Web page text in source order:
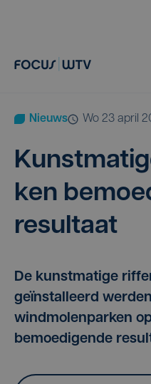
Nieuws wo 23 april
ken
resultaat
De kunstmatige
geïnstalleerd
windmolenparken
bemoedigende